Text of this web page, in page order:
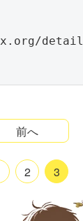
前へ
2 3